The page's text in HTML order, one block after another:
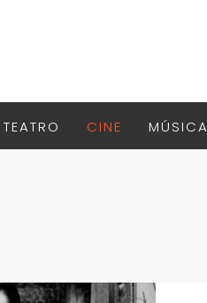
TEATRO CINE MÚSICA